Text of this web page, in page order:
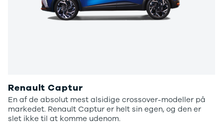
Renault Captur
En af de absolut mest alsidige crossover-modeller på
markedet. Renault Captur er helt sin egen, og den er
slet ikke til at komme udenom.